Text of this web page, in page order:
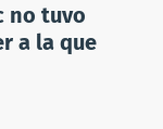
no tuvo
a la que